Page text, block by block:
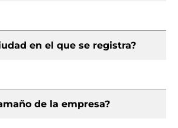
en el que se registra?
de la empresa?